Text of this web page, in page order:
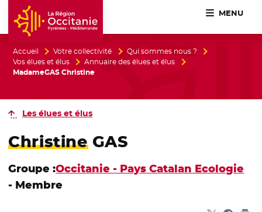
Accueil Région Occitanie / Pyrénées-Méditerranée
MENU
Accueil Votre collectivité
Qui sommes nous ?
Vos élues et élus
Annuaire des élues et élus
MadameGAS Christine
Les élues et élus
Christine GAS
Groupe :Occitanie - Pays Catalan Ecologie
- Membre